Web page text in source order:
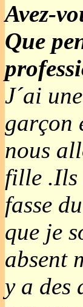
Avez-
Que
J´ai
garçon
nous
fille .Ils
fasse
que je
absent
y a des